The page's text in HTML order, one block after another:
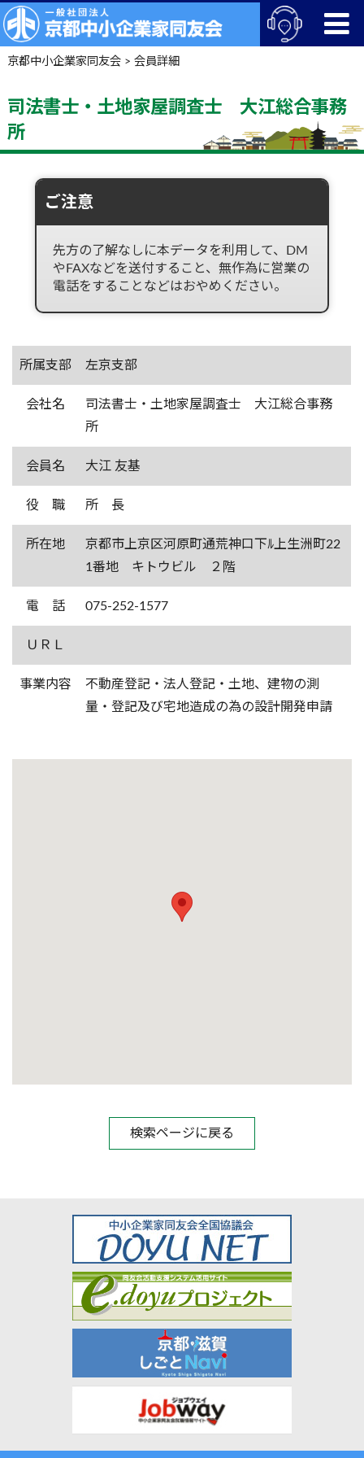
京都中小企業家同友会> 会員詳細
司法書士・土地家屋調査士 大江総合事務
所
ご注意
先方の了解なしに本データを利用して、DM
やFAXなどを送付すること、無作為に営業の
電話をすることなどはおやめください。
所属支部 左京支部
会社名
司法書士・土地家屋調査士 大江総合事務
所
会員名 大江 友基
役 職 所 長
所在地
京都市上京区河原町通荒神口下ﾙ上生洲町22
1番地 キトウビル ２階
電 話 075-252-1577
ＵＲＬ
事業内容
不動産登記・法人登記・土地、建物の測
量・登記及び宅地造成の為の設計開発申請
検索ページに戻る